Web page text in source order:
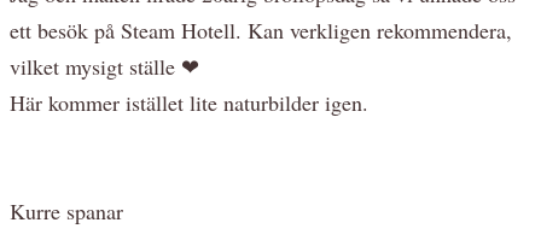
ett besök på Steam Hotell. Kan verkligen rekommendera,
vilket mysigt ställe ❤
Här kommer istället lite naturbilder igen.
Kurre spanar